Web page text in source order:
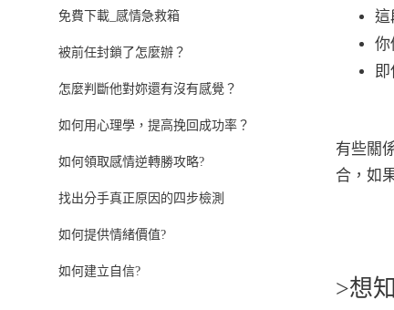
免費下載_感情急救箱
被前任封鎖了怎麼辦？
怎麼判斷他對妳還有沒有感覺？
如何用心理學，提高挽回成功率？
如何領取感情逆轉勝攻略?
找出分手真正原因的四步檢測
如何提供情緒價值?
如何建立自信?
這
你
有些關
合，如
>想